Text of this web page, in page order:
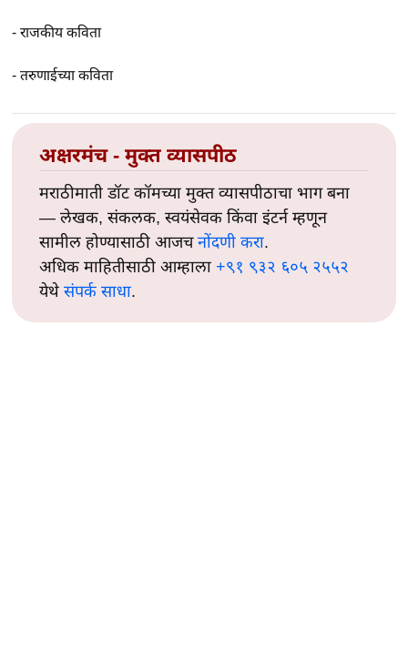
-राजकीय कविता
-तरुणाईच्या कविता
अक्षरमंच - मुक्त व्यासपीठ
मराठीमाती डॉट कॉमच्या मुक्त व्यासपीठाचा भाग बना
— लेखक, संकलक, स्वयंसेवक किंवा इंटर्न म्हणून
सामील होण्यासाठी आजचनोंदणी करा.
अधिक माहितीसाठी आम्हाला+९१ ९३२ ६०५ २५५२
येथेसंपर्क साधा.